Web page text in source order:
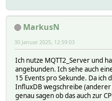
MarkusN
30 Januar 2025, 12:59:03
Ich nutze MQTT2_Server und
angebunden. Ich sehe auch
15 Events pro Sekunde. Da ich
InfluxDB wegschreibe
genau sagen ob das auch zur